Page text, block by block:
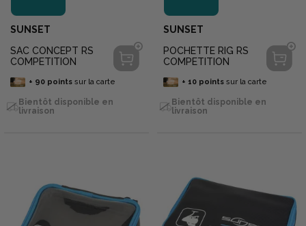
SUNSET
SAC CONCEPT RS
COMPETITION
+ 90pointssur la carte
Bientôt disponible en
livraison
SUNSET
POCHETTE RIG RS
COMPETITION
+ 10pointssur la carte
Bientôt disponible en
livraison